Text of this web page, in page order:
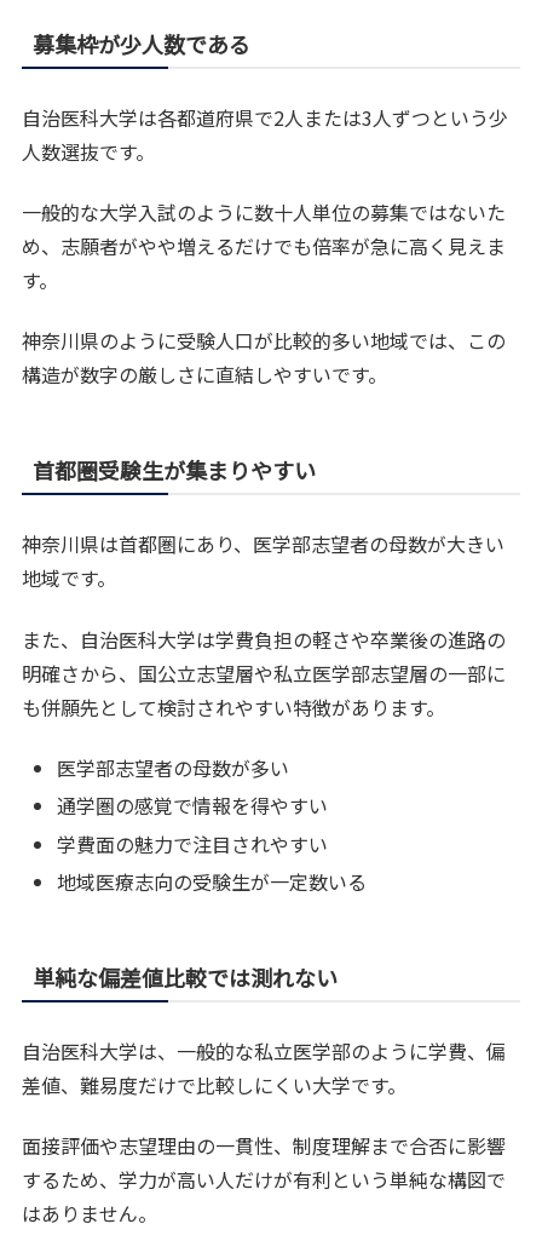
募集枠が少人数である
自治医科大学は各都道府県で2人または3人ずつという少
人数選抜です。
一般的な大学入試のように数十人単位の募集ではないた
め、志願者がやや増えるだけでも倍率が急に高く見えま
す。
神奈川県のように受験人口が比較的多い地域では、この
構造が数字の厳しさに直結しやすいです。
首都圏受験生が集まりやすい
神奈川県は首都圏にあり、医学部志望者の母数が大きい
地域です。
また、自治医科大学は学費負担の軽さや卒業後の進路の
明確さから、国公立志望層や私立医学部志望層の一部に
も併願先として検討されやすい特徴があります。
医学部志望者の母数が多い
通学圏の感覚で情報を得やすい
学費面の魅力で注目されやすい
地域医療志向の受験生が一定数いる
単純な偏差値比較では測れない
自治医科大学は、一般的な私立医学部のように学費、偏
差値、難易度だけで比較しにくい大学です。
面接評価や志望理由の一貫性、制度理解まで合否に影響
するため、学力が高い人だけが有利という単純な構図で
はありません。